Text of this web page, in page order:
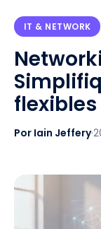
IT & NETWORK
Por Iain Jeffery·